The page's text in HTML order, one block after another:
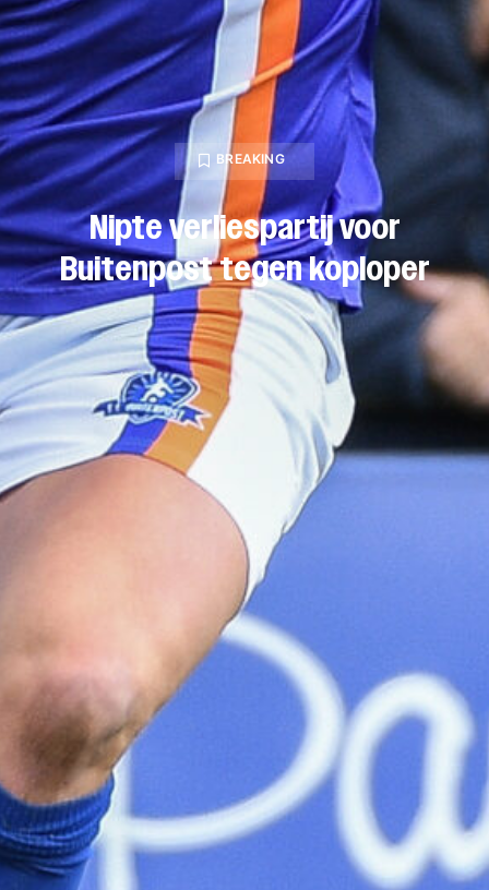
BREAKING
Nipte verliespartij voor
Buitenpost tegen koploper